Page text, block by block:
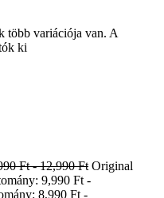
több variációja van. A
ki
Ft - 12,990 Ft Original
9,990 Ft -
8,990 Ft -